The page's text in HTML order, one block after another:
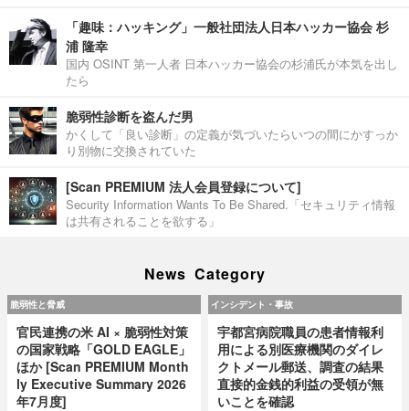
「趣味：ハッキング」一般社団法人日本ハッカー協会 杉
浦 隆幸
国内 OSINT 第一人者 日本ハッカー協会の杉浦氏が本気を出し
たら
脆弱性診断を盗んだ男
かくして「良い診断」の定義が気づいたらいつの間にかすっか
り別物に交換されていた
[Scan PREMIUM 法人会員登録について]
Security Information Wants To Be Shared.「セキュリティ情報
は共有されることを欲する」
News Category
脆弱性と脅威
官民連携の米 AI × 脆弱性対策
の国家戦略「GOLD EAGLE」
ほか [Scan PREMIUM Month
ly Executive Summary 2026
年7月度]
インシデント・事故
宇都宮病院職員の患者情報利
用による別医療機関のダイレ
クトメール郵送、調査の結果
直接的金銭的利益の受領が無
いことを確認